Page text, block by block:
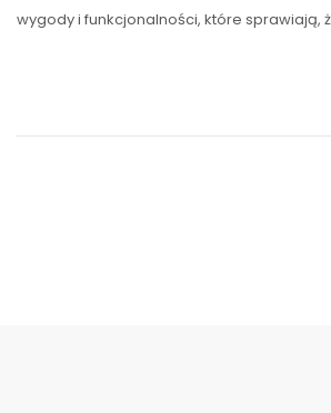
wygody i funkcjonalności, które sprawiają,